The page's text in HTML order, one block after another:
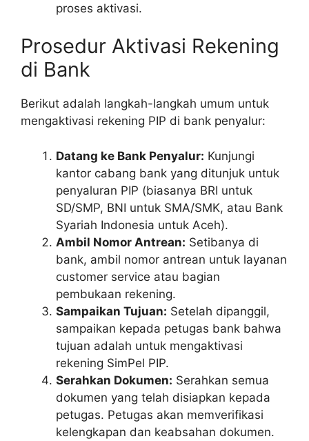
proses aktivasi.
Prosedur Aktivasi Rekening
di Bank
Berikut adalah langkah-langkah umum untuk
mengaktivasi rekening PIP di bank penyalur:
Datang ke Bank Penyalur: Kunjungi
kantor cabang bank yang ditunjuk untuk
penyaluran PIP (biasanya BRI untuk
SD/SMP, BNI untuk SMA/SMK, atau Bank
Syariah Indonesia untuk Aceh).
Ambil Nomor Antrean: Setibanya di
bank, ambil nomor antrean untuk layanan
customer service atau bagian
pembukaan rekening.
Sampaikan Tujuan: Setelah dipanggil,
sampaikan kepada petugas bank bahwa
tujuan adalah untuk mengaktivasi
rekening SimPel PIP.
Serahkan Dokumen: Serahkan semua
dokumen yang telah disiapkan kepada
petugas. Petugas akan memverifikasi
kelengkapan dan keabsahan dokumen.